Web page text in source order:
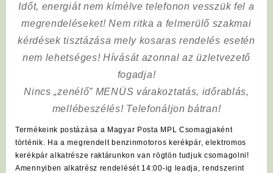
Időt, energiát nem kímélvetelefonon vesszük fel a
megrendeléseket! Nem ritka a felmerülő szakmai
kérdések tisztázása mely kosaras rendelés esetén
nem lehetséges! Hívását azonnal az üzletvezető
fogadja!
Nincs „zenélő” MENÜS várakoztatás, időrablás,
mellébeszélés! Telefonáljon bátran!
Termékeink postázása a Magyar Posta MPL Csomagjaként
történik. Ha a megrendelt benzinmotoros kerékpár, elektromos
kerékpár alkatrésze raktárunkon van rögtön tudjuk csomagolni!
Amennyiben alkatrész rendelését 14:00-ig leadja, rendszerint